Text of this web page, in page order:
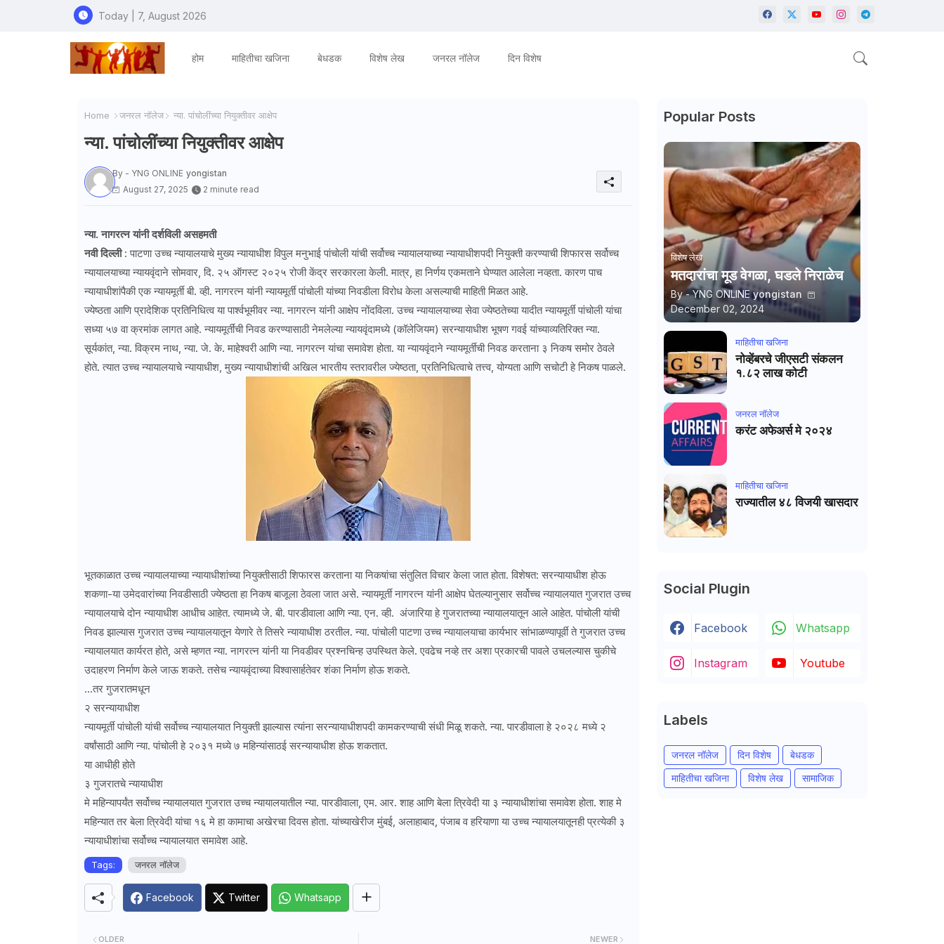
Today | 7, August 2026
होम माहितीचा खजिना बेधडक विशेष लेख जनरल नॉलेज दिन विशेष
Home जनरल नॉलेज न्या. पांचोलींच्या नियुक्तीवर आक्षेप
न्या. पांचोलींच्या नियुक्तीवर आक्षेप
By - YNG ONLINE yongistan
August 27, 2025
2 minute read
न्या. नागरत्न यांनी दर्शविली असहमती
नवी दिल्ली: पाटणा उच्च न्यायालयाचे मुख्य न्यायाधीश विपुल मनुभाई पांचोली यांची सर्वोच्च न्यायालयाच्या न्यायाधीशपदी नियुक्ती करण्याची शिफारस सर्वोच्च
न्यायालयाच्या न्यायवृंदाने सोमवार, दि. २५ ऑगस्ट २०२५ रोजी केंद्र सरकारला केली. मात्र, हा निर्णय एकमताने घेण्यात आलेला नव्हता. कारण पाच
न्यायाधीशांपैकी एक न्यायमूर्ती बी. व्ही. नागरत्न यांनी न्यायमूर्ती पांचोली यांच्या निवडीला विरोध केला असल्याची माहिती मिळत आहे.
ज्येष्ठता आणि प्रादेशिक प्रतिनिधित्व या पार्श्वभूमीवर न्या. नागरत्न यांनी आक्षेप नोंदविला. उच्च न्यायालयाच्या सेवा ज्येष्ठतेच्या यादीत न्यायमूर्ती पांचोली यांचा
सध्या ५७ वा क्रमांक लागत आहे. न्यायमूर्तींची निवड करण्यासाठी नेमलेल्या न्यायवृंदामध्ये (कॉलेजियम) सरन्यायाधीश भूषण गवई यांच्याव्यतिरिक्त न्या.
सूर्यकांत, न्या. विक्रम नाथ, न्या. जे. के. माहेश्वरी आणि न्या. नागरत्न यांचा समावेश होता. या न्यायवृंदाने न्यायमूर्तीची निवड करताना ३ निकष समोर ठेवले
होते. त्यात उच्च न्यायालयाचे न्यायाधीश, मुख्य न्यायाधीशांची अखिल भारतीय स्तरावरील ज्येष्ठता, प्रतिनिधित्वाचे तत्त्व, योग्यता आणि सचोटी हे निकष पाळले.
भूतकाळात उच्च न्यायालयाच्या न्यायाधीशांच्या नियुक्तीसाठी शिफारस करताना या निकषांचा संतुलित विचार केला जात होता. विशेषत: सरन्यायाधीश होऊ
शकणा-या उमेदवारांच्या निवडीसाठी ज्येष्ठता हा निकष बाजूला ठेवला जात असे. न्यायमूर्ती नागरत्न यांनी आक्षेप घेतल्यानुसार सर्वोच्च न्यायालयात गुजरात उच्च
न्यायालयाचे दोन न्यायाधीश आधीच आहेत. त्यामध्ये जे. बी. पारडीवाला आणि न्या. एन. व्ही. अंजारिया हे गुजरातच्या न्यायालयातून आले आहेत. पांचोली यांची
निवड झाल्यास गुजरात उच्च न्यायालयातून येणारे ते तिसरे न्यायाधीश ठरतील. न्या. पांचोली पाटणा उच्च न्यायालयाचा कार्यभार सांभाळण्यापूर्वी ते गुजरात उच्च
न्यायालयात कार्यरत होते, असे म्हणत न्या. नागरत्न यांनी या निवडीवर प्रश्नचिन्ह उपस्थित केले. एवढेच नव्हे तर अशा प्रकारची पावले उचलल्यास चुकीचे
उदाहरण निर्माण केले जाऊ शकते. तसेच न्यायवृंदाच्या विश्वासार्हतेवर शंका निर्माण होऊ शकते.
...तर गुजरातमधून
२ सरन्यायाधीश
न्यायमूर्ती पांचोली यांची सर्वोच्च न्यायालयात नियुक्ती झाल्यास त्यांना सरन्यायाधीशपदी कामकरण्याची संधी मिळू शकते. न्या. पारडीवाला हे २०२८ मध्ये २
वर्षांसाठी आणि न्या. पांचोली हे २०३१ मध्ये ७ महिन्यांसाठई सरन्यायाधीश होऊ शकतात.
या आधीही होते
३ गुजरातचे न्यायाधीश
मे महिन्यापर्यंत सर्वोच्च न्यायालयात गुजरात उच्च न्यायालयातील न्या. पारडीवाला, एम. आर. शाह आणि बेला त्रिवेदी या ३ न्यायाधीशांचा समावेश होता. शाह मे
महिन्यात तर बेला त्रिवेदी यांचा १६ मे हा कामाचा अखेरचा दिवस होता. यांच्याखेरीज मुंबई, अलाहाबाद, पंजाब व हरियाणा या उच्च न्यायालयातूनही प्रत्येकी ३
न्यायाधीशांचा सर्वोच्च न्यायालयात समावेश आहे.
Tags: जनरल नॉलेज
Facebook Twitter Whatsapp
NEWER
OLDER
Popular Posts
विशेष लेख
मतदारांचा मूड वेगळा, घडले निराळेच
By - YNG ONLINE yongistan
December 02, 2024
माहितीचा खजिना
नोव्हेंबरचे जीएसटी संकलन
१.८२ लाख कोटी
जनरल नाॅलेज
करंट अफेअर्स मे २०२४
माहितीचा खजिना
राज्यातील ४८ विजयी खासदार
Social Plugin
Facebook Whatsapp
Instagram Youtube
Labels
जनरल नॉलेज दिन विशेष
बेधडक
माहितीचा खजिना
विशेष लेख सामाजिक